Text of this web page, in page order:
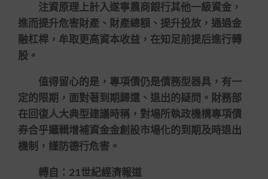
注資原理上計入遂寧農商銀行其他一級資金，
進而提升危害財產、財產總額、提升投放，通過金
融杠桿，牟取更高資本收益，在知足前提后進行轉
股。
值得留心的是，專項債仍是債務型器具，有一
定的限期，面對著到期歸還、退出的疑問。財務部
在回復人大典型建議時稱，對場所執政機構專項債
券合乎邏輯增補資金金創設市場化的到期及時退出
機制，謹防德行危害。
轉自：21世紀經濟報道